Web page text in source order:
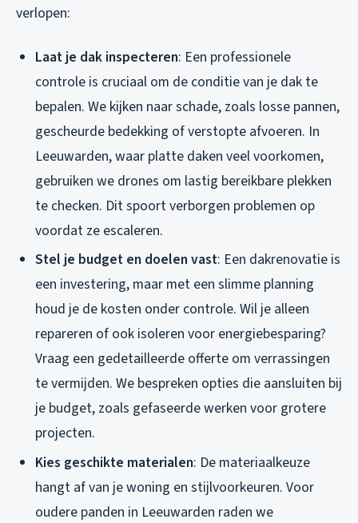
verlopen:
Laat je dak inspecteren: Een professionele
controle is cruciaal om de conditie van je dak te
bepalen. We kijken naar schade, zoals losse pannen,
gescheurde bedekking of verstopte afvoeren. In
Leeuwarden, waar platte daken veel voorkomen,
gebruiken we drones om lastig bereikbare plekken
te checken. Dit spoort verborgen problemen op
voordat ze escaleren.
Stel je budget en doelen vast: Een dakrenovatie is
een investering, maar met een slimme planning
houd je de kosten onder controle. Wil je alleen
repareren of ook isoleren voor energiebesparing?
Vraag een gedetailleerde offerte om verrassingen
te vermijden. We bespreken opties die aansluiten bij
je budget, zoals gefaseerde werken voor grotere
projecten.
Kies geschikte materialen: De materiaalkeuze
hangt af van je woning en stijlvoorkeuren. Voor
oudere panden in Leeuwarden raden we